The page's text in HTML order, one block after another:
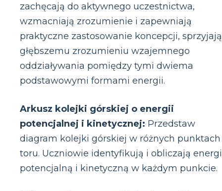
zachęcają do aktywnego uczestnictwa,
wzmacniają zrozumienie i zapewniają
praktyczne zastosowanie koncepcji,
głębszemu zrozumieniu wzajemnego
oddziaływania pomiędzy tymi dwiema
podstawowymi formami energii.
Arkusz kolejki górskiej o energii
potencjalnej i kinetycznej: Przedstaw
diagram kolejki górskiej w różnych punktach
toru. Uczniowie identyfikują i obliczają
potencjalną i kinetyczną w każdym punkcie.